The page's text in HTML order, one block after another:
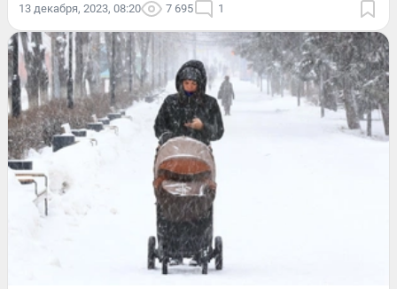
13 декабря, 2023, 08:20 7 695 1